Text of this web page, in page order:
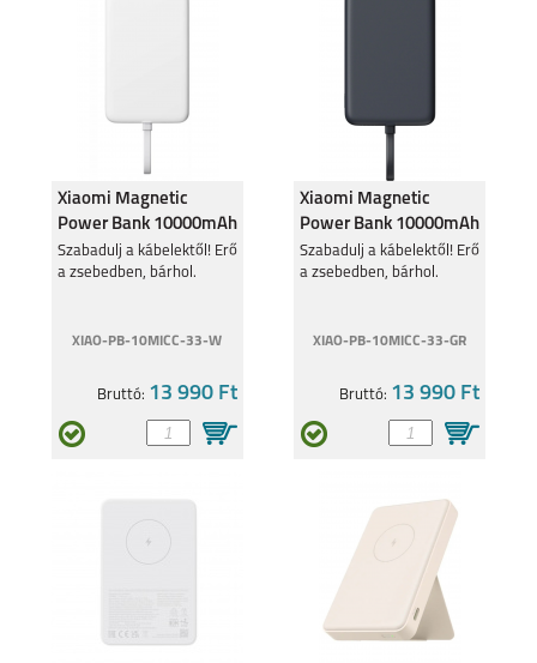
Xiaomi Magnetic
Power Bank 10000mAh
beépített Usb-C kábel,
fehér
Szabadulj a kábelektől! Erő
a zsebedben, bárhol.
XIAO-PB-10MICC-33-W
Bruttó: 13 990 Ft
Xiaomi Magnetic
Power Bank 10000mAh
beépített Usb-C kábel,
szürk
Szabadulj a kábelektől! Erő
a zsebedben, bárhol.
XIAO-PB-10MICC-33-GR
Bruttó: 13 990 Ft